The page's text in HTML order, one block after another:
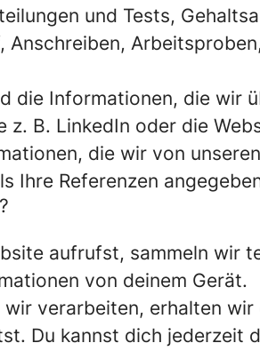
und Tests,
Anschreiben,
die Informationen, die wir
B. LinkedIn oder die
die wir von
Ihre Referenzen
aufrufst, sammeln wir
von deinem Gerät.
verarbeiten, erhalten
Du kannst dich jederzeit